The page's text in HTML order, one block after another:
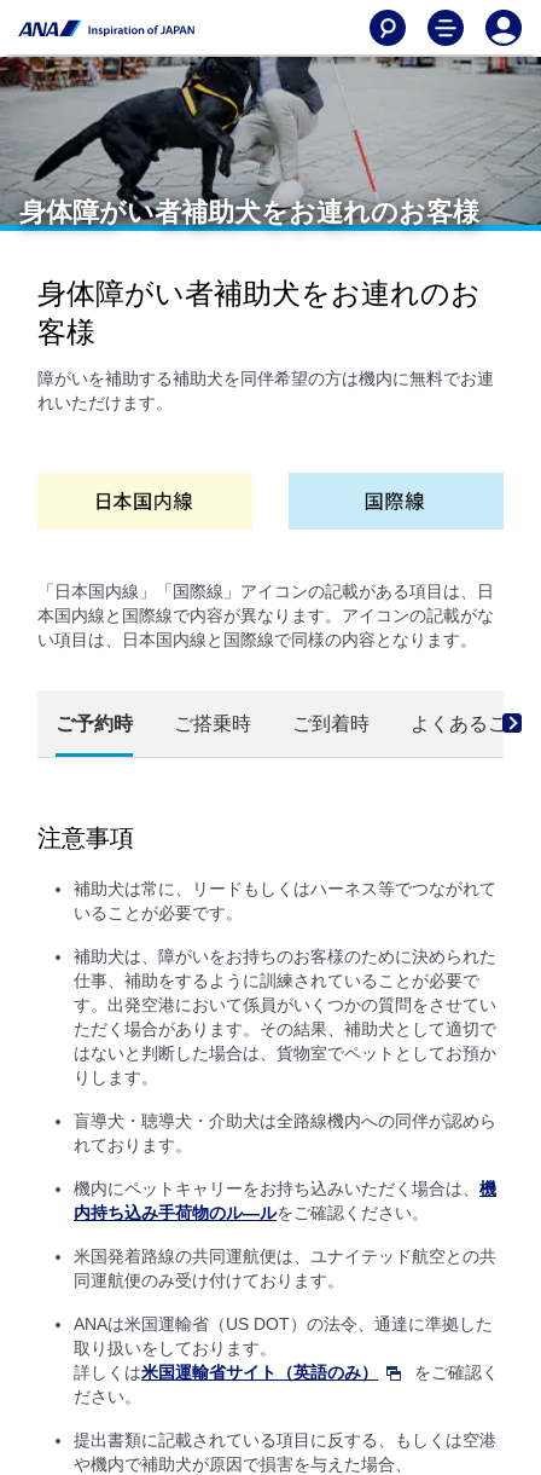
身体障がい者補助犬をお連れのお客様
身体障がい者補助犬をお連れのお
客様
障がいを補助する補助犬を同伴希望の方は機内に無料でお連
れいただけます。
「日本国内線」「国際線」アイコンの記載がある項目は、日
本国内線と国際線で内容が異なります。アイコンの記載がな
い項目は、日本国内線と国際線で同様の内容となります。
ご予約時 ご搭乗時 ご到着時 よくあるご質
注意事項
補助犬は常に、リードもしくはハーネス等でつながれて
いることが必要です。
補助犬は、障がいをお持ちのお客様のために決められた
仕事、補助をするように訓練されていることが必要で
す。出発空港において係員がいくつかの質問をさせてい
ただく場合があります。その結果、補助犬として適切で
はないと判断した場合は、貨物室でペットとしてお預か
りします。
盲導犬・聴導犬・介助犬は全路線機内への同伴が認めら
れております。
機内にペットキャリーをお持ち込みいただく場合は、 機
内持ち込み手荷物のル―ルをご確認ください。
米国発着路線の共同運航便は、ユナイテッド航空との共
同運航便のみ受け付けております。
ANAは米国運輸省（US DOT）の法令、通達に準拠した
取り扱いをしております。
詳しくは米国運輸省サイト（英語のみ）
をご確認く
ださい。
提出書類に記載されている項目に反する、もしくは空港
や機内で補助犬が原因で損害を与えた場合、